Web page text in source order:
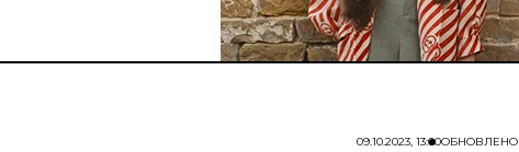
09.10.2023, 13:00ОБНОВЛЕНО